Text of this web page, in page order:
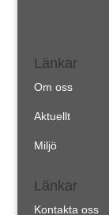
Länkar
Om oss
Aktuellt
Miljö
Länkar
Kontakta oss